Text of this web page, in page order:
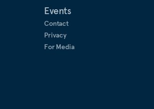
Events
Contact
Privacy
For Media